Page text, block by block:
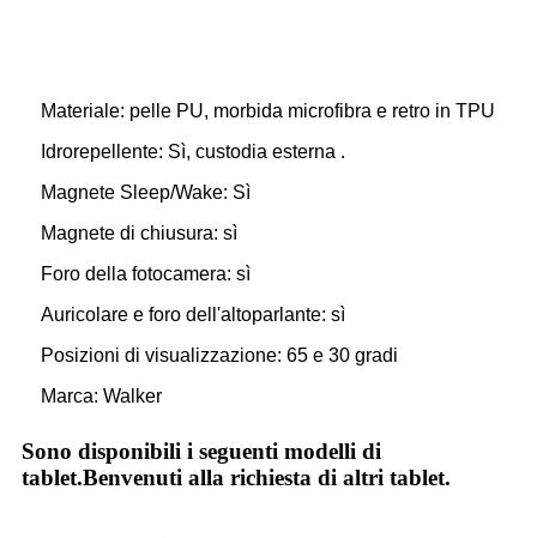
Materiale: pelle PU, morbida microfibra e retro in TPU
Idrorepellente: Sì, custodia esterna .
Magnete Sleep/Wake: Sì
Magnete di chiusura: sì
Foro della fotocamera: sì
Auricolare e foro dell'altoparlante: sì
Posizioni di visualizzazione: 65 e 30 gradi
Marca: Walker
Sono disponibili i seguenti modelli di
tablet.Benvenuti alla richiesta di altri tablet.